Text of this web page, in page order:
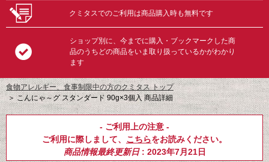
クミタスでのご利用は商品購入時も無料です
ショップ別に、今までに購入・ブックマークした商
品のうちどの商品をいま取り扱っているかがわかり
ます
食物アレルギー、食事制限中の方のクミタス トップ
＞こんにゃ～グ スタンダード 90g×3個入 商品詳細
- ご利用上の注意 -
ご利用に際しまして、 こちらをお読みください。
商品情報最終更新日: 2023年7月21日